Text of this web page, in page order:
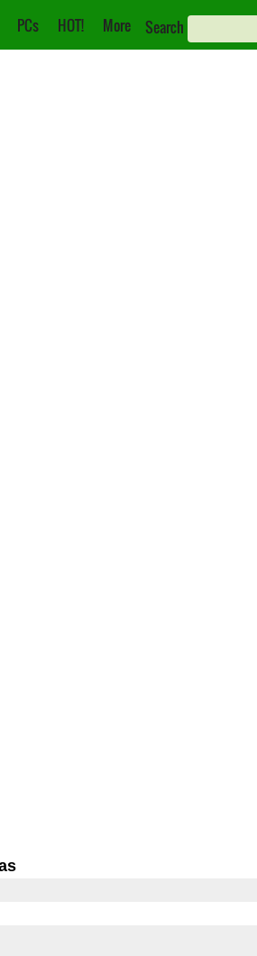
PCs HOT! More Search